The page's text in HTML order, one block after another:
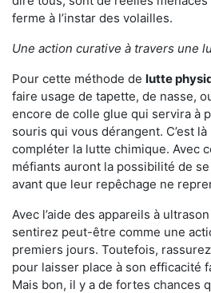
ferme à l’instar des volailles.
Une action curative à travers une
Pour cette méthode de lutte
faire usage de tapette, de nasse,
encore de colle glue qui servira à
souris qui vous dérangent. C’est
compléter la lutte chimique. Avec
méfiants auront la possibilité de
avant que leur repêchage ne
Avec l’aide des appareils à
sentirez peut-être comme une
premiers jours. Toutefois,
pour laisser place à son efficacité
Mais bon, il y a de fortes chances